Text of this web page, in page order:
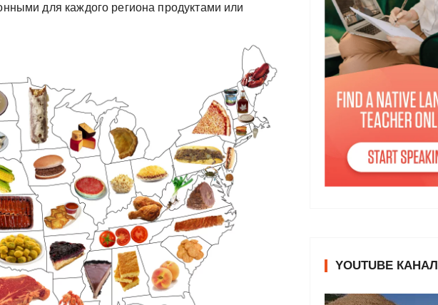
для каждого региона продуктами или
YOUTUBE КАНАЛ